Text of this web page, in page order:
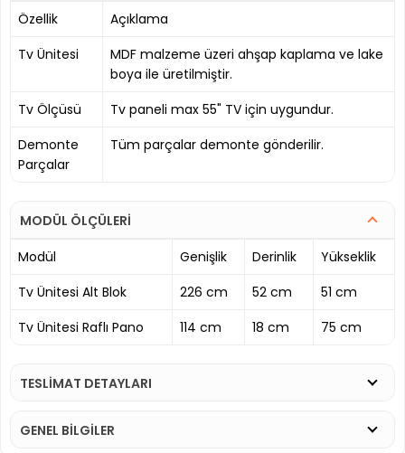
Özellik
Açıklama
Tv Ünitesi
MDF malzeme üzeri ahşap kaplama ve lake
boya ile üretilmiştir.
Tv Ölçüsü
Tv paneli max 55" TV için uygundur.
Demonte
Parçalar
Tüm parçalar demonte gönderilir.
MODÜL ÖLÇÜLERİ
Modül
Genişlik Derinlik
Yükseklik
Tv Ünitesi Alt Blok
226 cm 52 cm
51 cm
Tv Ünitesi Raflı Pano
114 cm 18 cm 75 cm
TESLİMAT DETAYLARI
GENEL BİLGİLER